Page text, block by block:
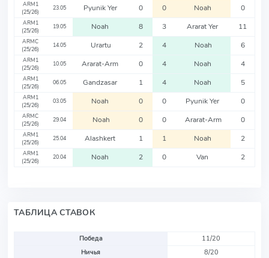
ARM1
(25/26)
23.05 Pyunik Yer 0 0 Noah 0
ARM1
(25/26)
19.05 Noah 8 3 Ararat Yer 11
ARMC
(25/26)
14.05 Urartu 2 4 Noah 6
ARM1
(25/26)
10.05 Ararat-Arm 0 4 Noah 4
ARM1
(25/26)
06.05 Gandzasar 1 4 Noah 5
ARM1
(25/26)
03.05 Noah 0 0 Pyunik Yer 0
ARMC
(25/26)
29.04 Noah 0 0 Ararat-Arm 0
ARM1
(25/26)
25.04 Alashkert 1 1 Noah 2
ARM1
(25/26)
20.04 Noah 2 0 Van 2
ТАБЛИЦА СТАВОК
Победа
11/20
Ничья
8/20